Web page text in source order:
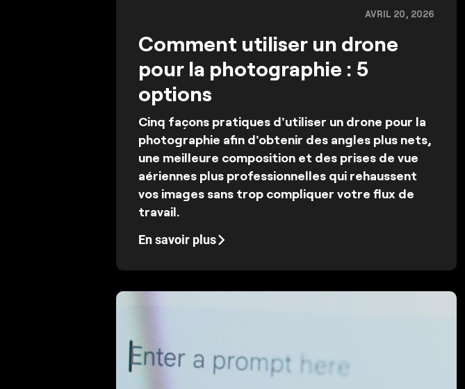
AVRIL 20, 2026
Comment utiliser un drone
pour la photographie : 5
options
Cinq façons pratiques d'utiliser un drone pour la
photographie afin d'obtenir des angles plus nets,
une meilleure composition et des prises de vue
aériennes plus professionnelles qui rehaussent
vos images sans trop compliquer votre flux de
travail.
En savoir plus